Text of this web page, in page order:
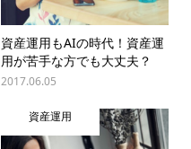
資産運用もAIの時代！資産運
用が苦手な方でも大丈夫？
2017.06.05
資産運用